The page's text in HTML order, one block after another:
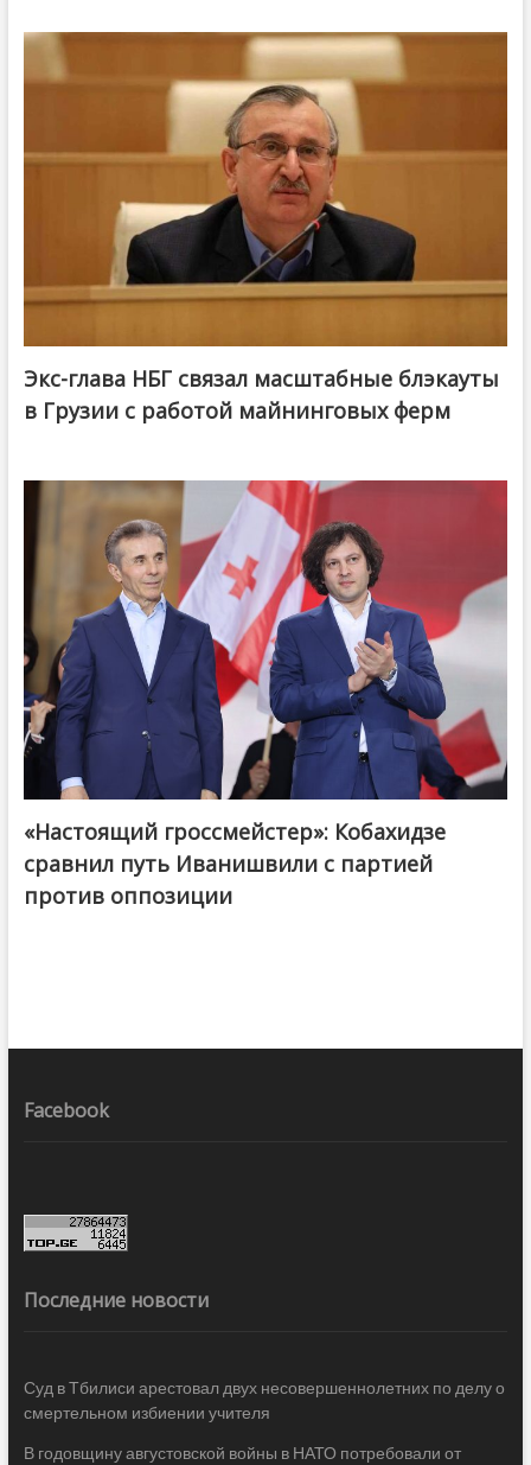
Экс-глава НБГ связал масштабные блэкауты
в Грузии с работой майнинговых ферм
@ქართული ოცნება / Georgian Dream
«Настоящий гроссмейстер»: Кобахидзе
сравнил путь Иванишвили с партией
против оппозиции
Facebook
Последние новости
Суд в Тбилиси арестовал двух несовершеннолетних по делу о
смертельном избиении учителя
В годовщину августовской войны в НАТО потребовали от